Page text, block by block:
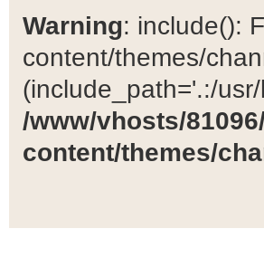
Warning: include():
content/themes/
(include_path='.:/
/www/vhosts/
content/themes/